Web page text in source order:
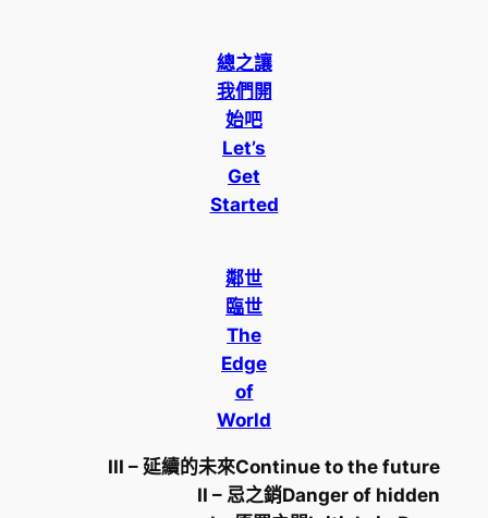
總之讓
我們開
始吧
Let’s
Get
Started
鄰世
臨世
The
Edge
of
World
III – 延續的未來Continue to the future
II – 忌之銷Danger of hidden